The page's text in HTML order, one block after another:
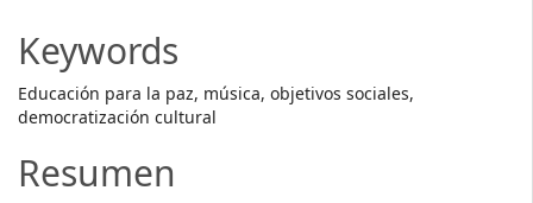
Keywords
Educación para la paz, música, objetivos sociales,
democratización cultural
Resumen